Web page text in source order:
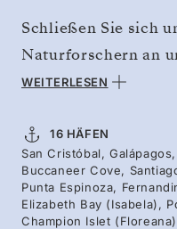
Schließen Sie sich
Naturforschern an
zu den jungen
Insel Fernandina ist
diese Inseln durch
Lavalandschaften
WEITERLESEN
16 HÄFEN
San Cristóbal,
Buccaneer Cove,
Punta Espinoza,
Elizabeth Bay (Isabela),
Champion Islet